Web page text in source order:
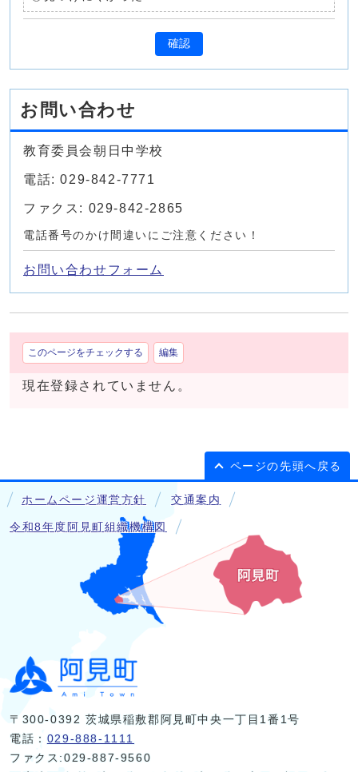
確認
お問い合わせ
教育委員会朝日中学校
電話: 029-842-7771
ファクス: 029-842-2865
電話番号のかけ間違いにご注意ください！
お問い合わせフォーム
このページをチェックする 編集
現在登録されていません。
ページの先頭へ戻る
ホームページ運営方針 交通案内
令和8年度阿見町組織機構図
〒300-0392 茨城県稲敷郡阿見町中央一丁目1番1号
電話： 029-888-1111
ファクス:029-887-9560